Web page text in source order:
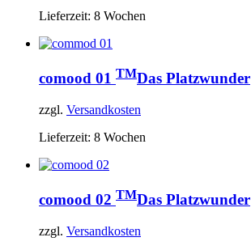
Lieferzeit: 8 Wochen
comood 01 TMDas Platzwunder
zzgl. Versandkosten
Lieferzeit: 8 Wochen
comood 02 TMDas Platzwunder
zzgl. Versandkosten